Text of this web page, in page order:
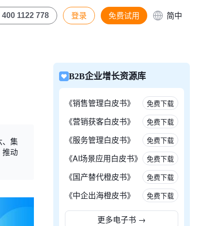
400 1122 778 登录 免费试用 简中
、集
推动
B2B企业增长资源库
《销售管理白皮书》 免费下载
《营销获客白皮书》 免费下载
《服务管理白皮书》 免费下载
《AI场景应用白皮书》 免费下载
《国产替代橙皮书》 免费下载
《中企出海橙皮书》 免费下载
更多电子书 →